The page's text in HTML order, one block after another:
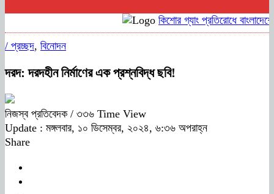
কিশোর গ্যাং প্রতিরোধে
/ প্রচ্ছদ, বিনোদন
দরদ: দরদহীন নির্মাণের এক প্রশ্নবিদ্ধ ছবি!
নিজস্ব প্রতিবেদক / ৩৩৬ Time View
Update : মঙ্গলবার, ১০ ডিসেম্বর, ২০২৪, ৬:৩৬ অপরাহ্ন
Share